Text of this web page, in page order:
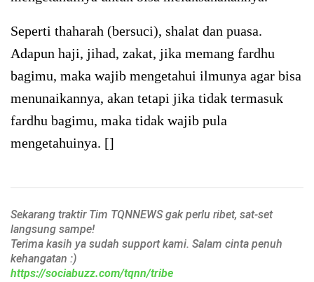
Seperti thaharah (bersuci), shalat dan puasa.
Adapun haji, jihad, zakat, jika memang fardhu
bagimu, maka wajib mengetahui ilmunya agar bisa
menunaikannya, akan tetapi jika tidak termasuk
fardhu bagimu, maka tidak wajib pula
mengetahuinya. []
Sekarang traktir Tim TQNNEWS gak perlu ribet, sat-set
langsung sampe!
Terima kasih ya sudah support kami. Salam cinta penuh
kehangatan :)
https://sociabuzz.com/tqnn/tribe